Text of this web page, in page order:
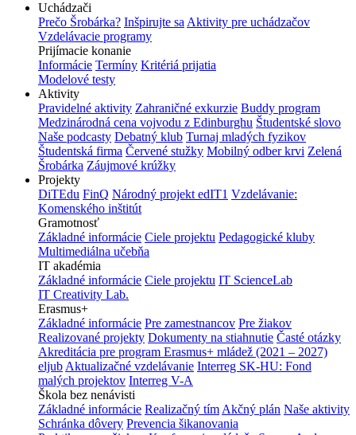
Uchádzači
Prečo Šrobárka? Inšpirujte sa Aktivity pre uchádzačov
Vzdelávacie programy
Prijímacie konanie
Informácie Termíny Kritériá prijatia
Modelové testy
Aktivity
Pravidelné aktivity Zahraničné exkurzie Buddy program
Medzinárodná cena vojvodu z Edinburghu Študentské slovo
Naše podcasty Debatný klub Turnaj mladých fyzikov
Študentská firma Červené stužky Mobilný odber krvi Zelená
Šrobárka Záujmové krúžky
Projekty
DiTEdu FinQ Národný projekt edIT1 Vzdelávanie:
Komenského inštitút
Gramotnosť
Základné informácie Ciele projektu Pedagogické kluby
Multimediálna učebňa
IT akadémia
Základné informácie Ciele projektu IT ScienceLab
IT Creativity Lab.
Erasmus+
Základné informácie Pre zamestnancov Pre žiakov
Realizované projekty Dokumenty na stiahnutie Časté otázky
Akreditácia pre program Erasmus+ mládež (2021 – 2027)
eljub Aktualizačné vzdelávanie Interreg SK-HU: Fond
malých projektov Interreg V-A
Škola bez nenávisti
Základné informácie Realizačný tím Akčný plán Naše aktivity
Schránka dôvery Prevencia šikanovania